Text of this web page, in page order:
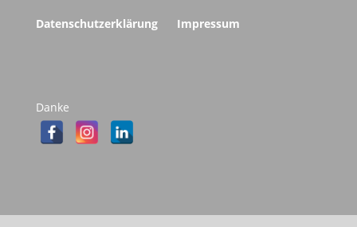
Datenschutzerklärung Impressum
Danke